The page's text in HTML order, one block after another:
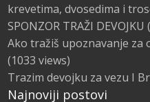
krevetima, dvosedima i
SPONZOR TRAŽI DEVOJKU
Ako tražiš upoznavanje za
(1033 views)
Trazim devojku za vezu I
Najnoviji postovi